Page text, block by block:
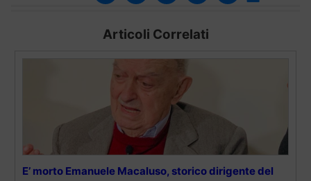
Articoli Correlati
E’ morto Emanuele Macaluso, storico dirigente del